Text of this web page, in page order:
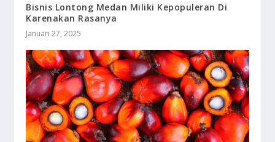
Bisnis Lontong Medan Miliki Kepopuleran Di
Karenakan Rasanya
Januari 27, 2025